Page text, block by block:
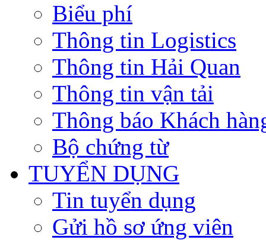
Biểu phí
Thông tin Logistics
Thông tin Hải Quan
Thông tin vận tải
Thông báo Khách
Bộ chứng từ
TUYỂN DỤNG
Tin tuyển dụng
Gửi hồ sơ ứng viên